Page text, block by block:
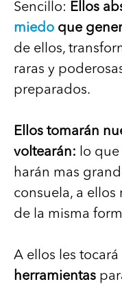
Sencillo: Ellos
miedo que
de ellos,
raras y
preparados.
Ellos tomarán
voltearán: lo que
harán mas
consuela, a ellos
de la misma
A ellos les tocará
herramientas